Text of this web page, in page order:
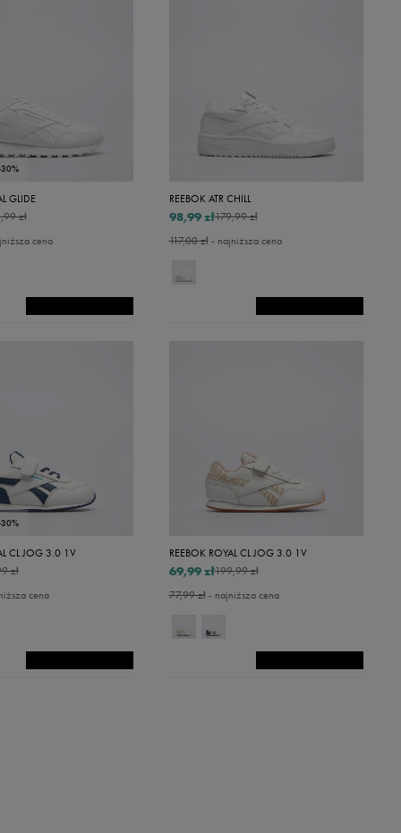
GLIDE
zł
cena
REEBOK ATR CHILL
179,99 zł
98,99 zł
117,00 zł- najniższa cena
CL JOG 3.0 1V
zł
cena
REEBOK ROYAL CL JOG 3.0 1V
199,99 zł
69,99 zł
77,99 zł- najniższa cena